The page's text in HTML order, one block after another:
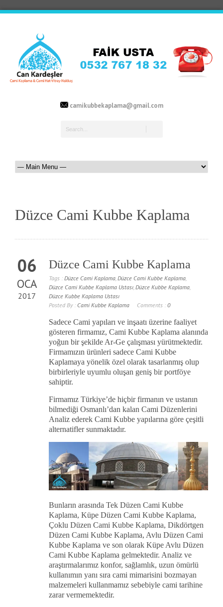
camikubbekaplama@gmail.com
Düzce Cami Kubbe Kaplama
06
OCA
2017
Düzce Cami Kubbe Kaplama
Tags : Düzce Cami Kaplama Düzce Cami Kubbe Kaplama
Düzce Cami Kubbe Kaplama Ustası Düzce Kubbe Kaplama
Düzce Kubbe Kaplama Ustası
Posted By : Cami Kubbe Kaplama Comments : 0
Sadece Cami yapıları ve inşaatı üzerine faaliyet
gösteren firmamız, Cami Kubbe Kaplama alanında
yoğun bir şekilde Ar-Ge çalışması yürütmektedir.
Firmamızın ürünleri sadece Cami Kubbe
Kaplamaya yönelik özel olarak tasarlanmış olup
birbirleriyle uyumlu oluşan geniş bir portföye
sahiptir.
Firmamız Türkiye’de hiçbir firmanın ve ustanın
bilmediği Osmanlı’dan kalan Cami Düzenlerini
Analiz ederek Cami Kubbe yapılarına göre çeşitli
alternatifler sunmaktadır.
Bunların arasında Tek Düzen Cami Kubbe
Kaplama, Küpe Düzen Cami Kubbe Kaplama,
Çoklu Düzen Cami Kubbe Kaplama, Dikdörtgen
Düzen Cami Kubbe Kaplama, Avlu Düzen Cami
Kubbe Kaplama ve son olarak Küpe Avlu Düzen
Cami Kubbe Kaplama gelmektedir. Analiz ve
araştırmalarımız konfor, sağlamlık, uzun ömürlü
kullanımın yanı sıra cami mimarisini bozmayan
malzemeleri kullanmamız sebebiyle cami tarihine
zarar vermemektedir.